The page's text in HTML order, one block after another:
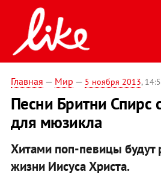
Главная — Мир — 5 ноября 2013,
Песни Бритни Спирс
для мюзикла
Хитами поп-певицы будут
жизни Иисуса Христа.